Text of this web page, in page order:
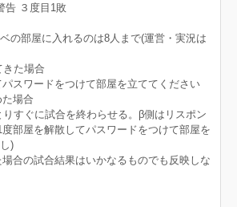
告 ３度目1敗
の部屋に入れるのは8人まで(運営・実況は
きた場合
スワードをつけて部屋を立ててください
場合
すぐに試合を終わらせる。β側はリスポン
部屋を解散してパスワードをつけて部屋を
)
合の試合結果はいかなるものでも反映しな